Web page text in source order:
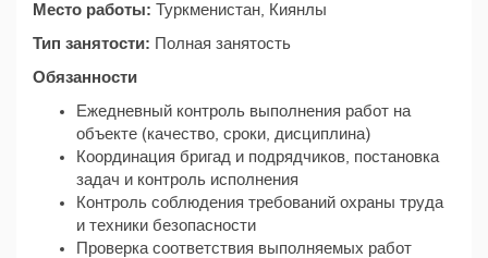
Место работы: Туркменистан, Киянлы
Тип занятости: Полная занятость
Обязанности
Ежедневный контроль выполнения работ на
объекте (качество, сроки, дисциплина)
Координация бригад и подрядчиков, постановка
задач и контроль исполнения
Контроль соблюдения требований охраны труда
и техники безопасности
Проверка соответствия выполняемых работ